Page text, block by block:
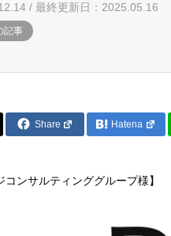
/ 最終更新日：2025.05.16
記事
Share Hatena
コンサルティンググループ様】